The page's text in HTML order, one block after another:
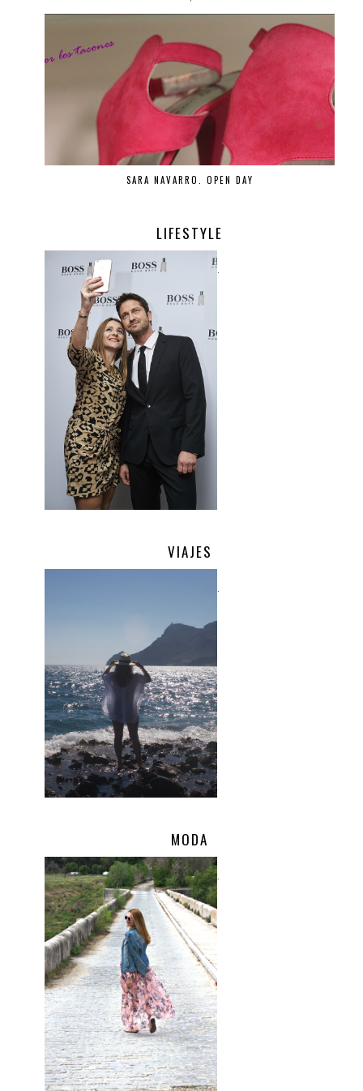
SARA NAVARRO. OPEN DAY
LIFESTYLE
VIAJES
MODA